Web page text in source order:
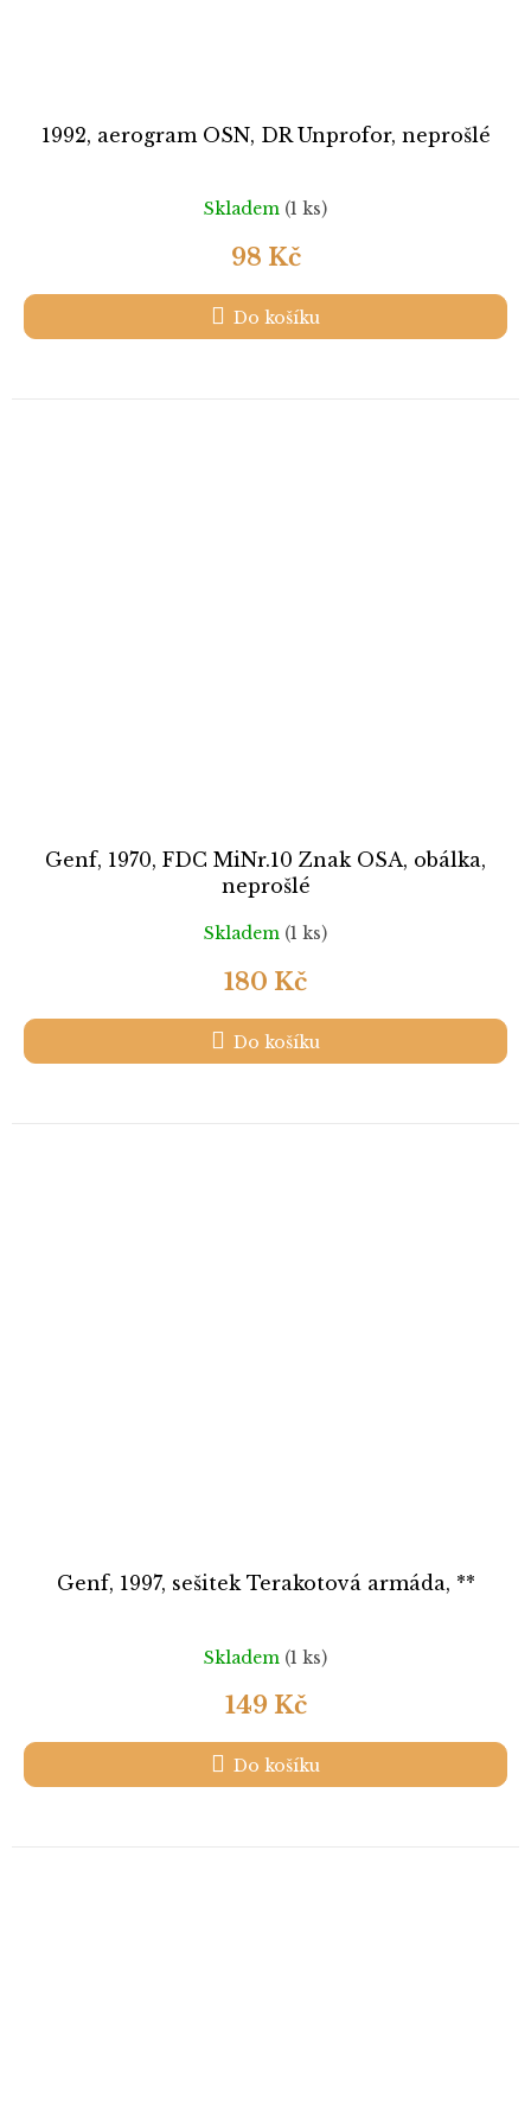
1992, aerogram OSN, DR Unprofor, neprošlé
Skladem (1 ks)
98 Kč
Do košíku
Genf, 1970, FDC MiNr.10 Znak OSA, obálka,
neprošlé
Skladem (1 ks)
180 Kč
Do košíku
Genf, 1997, sešitek Terakotová armáda, **
Skladem (1 ks)
149 Kč
Do košíku